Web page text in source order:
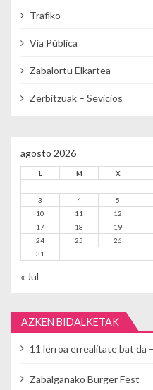
Trafiko
Vía Pública
Zabalortu Elkartea
Zerbitzuak – Sevicios
agosto 2026
L M X
3
4 5
10
11 12
17
18 19
24
25 26
31
« Jul
AZKEN BIDALKETAK
11 lerroa errealitate bat da
Zabalganako Burger Fest